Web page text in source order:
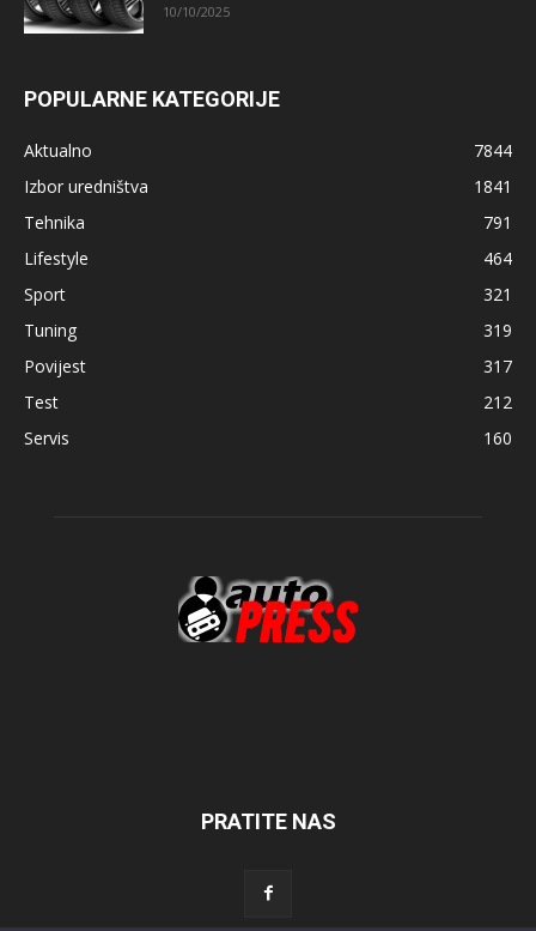
10/10/2025
POPULARNE KATEGORIJE
Aktualno
7844
Izbor uredništva
1841
Tehnika
791
Lifestyle
464
Sport
321
Tuning
319
Povijest
317
Test
212
Servis
160
PRATITE NAS